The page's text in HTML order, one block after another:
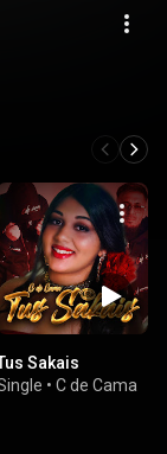
Sakais
• C de Cama